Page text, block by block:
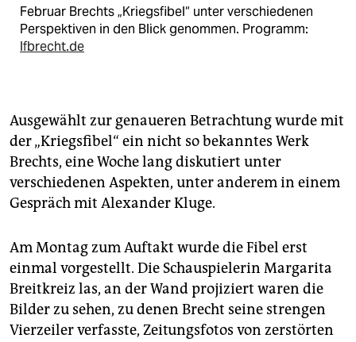
Februar Brechts „Kriegsfibel“ unter verschiedenen
Perspektiven in den Blick genommen. Programm:
lfbrecht.de
Ausgewählt zur genaueren Betrachtung wurde mit
der „Kriegsfibel“ ein nicht so bekanntes Werk
Brechts, eine Woche lang diskutiert unter
verschiedenen Aspekten, unter anderem in einem
Gespräch mit Alexander Kluge.
Am Montag zum Auftakt wurde die Fibel erst
einmal vorgestellt. Die Schauspielerin Margarita
Breitkreiz las, an der Wand projiziert waren die
Bilder zu sehen, zu denen Brecht seine strengen
Vierzeiler verfasste, Zeitungsfotos von zerstörten